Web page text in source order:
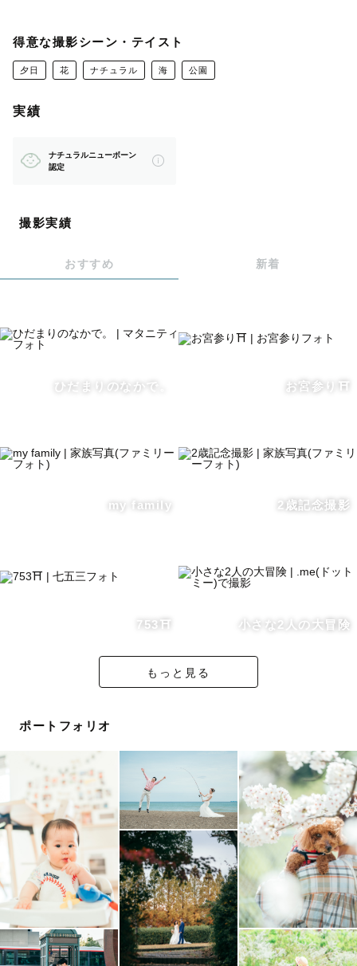
飾らない自然な表情を撮ることが得意です！
ヒヤリングをさせていただき、
当日はワクワクした気持ちで
【対応エリア】
その他の地域も撮影可能な場合がありますので、
(※別途交通費のご負担をお願いする場合がございます)
アニメ/ドラマ/食べること が大好きです☺️！！
お会いできる日を楽しみにしております。
得意な撮影シーン・テイスト
夕日 花 ナチュラル 海 公園
実績
ナチュラルニューボーン
認定
撮影実績
おすすめ 新着
ひだまりのなかで。 お宮参り⛩️
my family 2歳記念撮影
753⛩️ 小さな2人の大冒険
もっと見る
ポートフォリオ